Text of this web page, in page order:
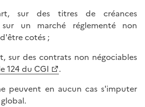
sur des titres de créances
sur un marché réglementé non
cotés ;
sur des contrats non négociables
124 du CGI
.
peuvent en aucun cas s'imputer